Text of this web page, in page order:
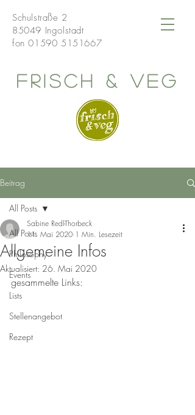
Schulstraße 2
85049 Ingolstadt
fon01590 5151667
frisch & veg
Beitrag
All Posts
Philosophy
Events
Lists
Stellenangebot
Rezept
All Posts
Allgemeine Infos
Sabine Redl-Thorbeck
11. Mai 2020 1 Min. Lesezeit
Aktualisiert: 26. Mai 2020
gesammelte Links: